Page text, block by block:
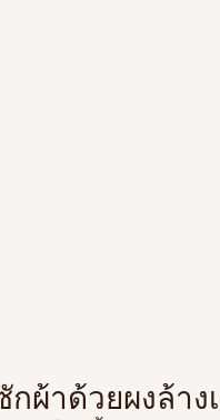
ผ้าด้วยผงล้าง